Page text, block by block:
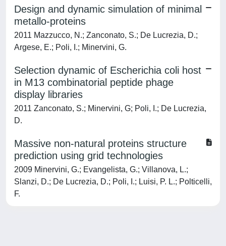
Design and dynamic simulation of minimal
metallo-proteins
2011 Mazzucco, N.; Zanconato, S.; De Lucrezia, D.;
Argese, E.; Poli, I.; Minervini, G.
Selection dynamic of Escherichia coli host
in M13 combinatorial peptide phage
display libraries
2011 Zanconato, S.; Minervini, G; Poli, I.; De Lucrezia,
D.
Massive non-natural proteins structure
prediction using grid technologies
2009 Minervini, G.; Evangelista, G.; Villanova, L.;
Slanzi, D.; De Lucrezia, D.; Poli, I.; Luisi, P. L.; Polticelli,
F.